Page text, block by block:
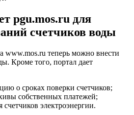
pgu.mos.ru для
счетчиков воды
www.mos.ru теперь можно внести
Кроме того, портал дает
о сроках поверки счетчиков;
собственных платежей;
счетчиков электроэнергии.